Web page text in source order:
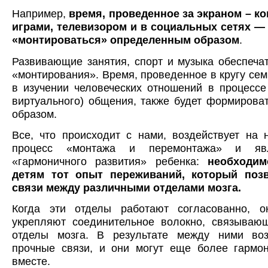
Например, время, проведенное за экраном –
играми, телевизором и в социальных сетях —
«монтироваться» определенным образом.
Развивающие занятия, спорт и музыка
«монтирования». Время, проведенное в кругу
в изучении человеческих отношений в
виртуального) общения, также будет
образом.
Все, что происходит с нами, воздействует на
процесс «монтажа и перемонтажа» и
«гармоничного развития» ребенка:
детям тот опыт переживаний, который
связи между различными отделами мозга.
Когда эти отделы работают согласованно,
укрепляют соединительное волокно,
отделы мозга. В результате между ними
прочные связи, и они могут еще более
вместе.